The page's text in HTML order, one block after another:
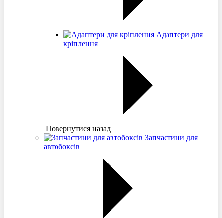
Адаптери для
кріплення
Повернутися назад
Запчастини для
автобоксів